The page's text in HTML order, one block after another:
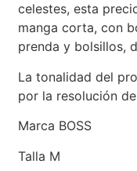
celestes, esta
manga corta, con
prenda y bolsillos,
La tonalidad del
por la resolución
Marca BOSS
Talla M